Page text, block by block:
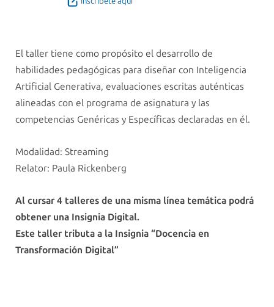
El taller tiene como propósito el desarrollo de
habilidades pedagógicas para diseñar con Inteligencia
Artificial Generativa, evaluaciones escritas auténticas
alineadas con el programa de asignatura y las
competencias Genéricas y Específicas declaradas en él.
Modalidad: Streaming
Relator: Paula Rickenberg
Al cursar 4 talleres de una misma línea temática podrá
obtener una Insignia Digital.
Este taller tributa a la Insignia “Docencia en
Transformación Digital”